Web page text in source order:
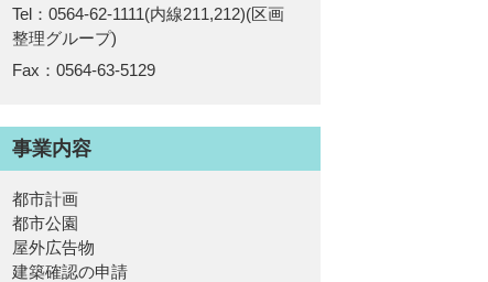
Tel：0564-62-1111(内線211,212) 区画
整理グループ
Fax：0564-63-5129
事業内容
都市計画
都市公園
屋外広告物
建築確認の申請